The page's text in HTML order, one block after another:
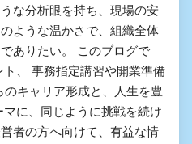
な分析眼を持ち、現場の安
ような温かさで、組織全体
ありたい。 このブログで
、 事務指定講習や開業準備
キャリア形成と、人生を豊
に、同じように挑戦を続け
者の方へ向けて、有益な情